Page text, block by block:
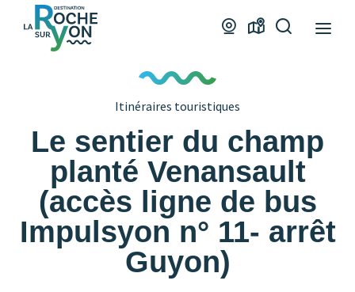
Office
de
sur
Webcams
Carte
Itinéraires touristiques
Le sentier du champ
planté Venansault
(accès ligne de bus
Impulsyon n° 11- arrêt
Guyon)